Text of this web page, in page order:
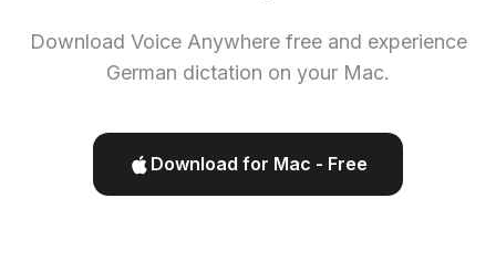
Download Voice Anywhere free and experience
German dictation on your Mac.
Download for Mac - Free